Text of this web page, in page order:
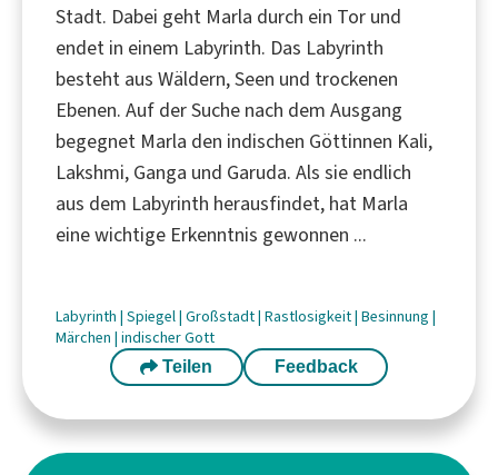
Stadt. Dabei geht Marla durch ein Tor und
endet in einem Labyrinth. Das Labyrinth
besteht aus Wäldern, Seen und trockenen
Ebenen. Auf der Suche nach dem Ausgang
begegnet Marla den indischen Göttinnen Kali,
Lakshmi, Ganga und Garuda. Als sie endlich
aus dem Labyrinth herausfindet, hat Marla
eine wichtige Erkenntnis gewonnen ...
Labyrinth | Spiegel| Großstadt| Rastlosigkeit| Besinnung |
Märchen | indischer Gott
Teilen Feedback